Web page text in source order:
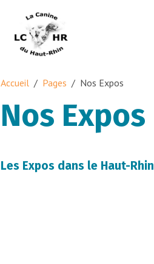
Accueil Pages Nos Expos
Nos Expos
Les Expos dans le Haut-Rhin